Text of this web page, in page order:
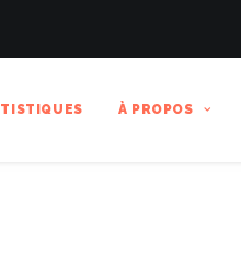
À PROPOS